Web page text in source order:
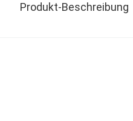
Produkt-Beschreibung